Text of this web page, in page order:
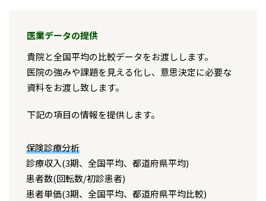
医業データの提供
貴院と全国平均の比較データをお渡しします。
医院の強みや課題を見える化し、意思決定に必要な
資料をお渡し致します。
下記の項目の情報を提供します。
保険診療分析
診療収入(3期、全国平均、都道府県平均)
患者数(回転数/初診患者)
患者単価(3期、全国平均、都道府県平均比較)